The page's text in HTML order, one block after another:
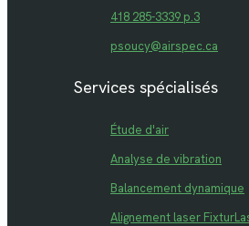
418 285-3339 p.3
psoucy@airspec.ca
Services spécialisés
Étude d'air
Analyse de vibration
Balancement dynamique
Alignement laser